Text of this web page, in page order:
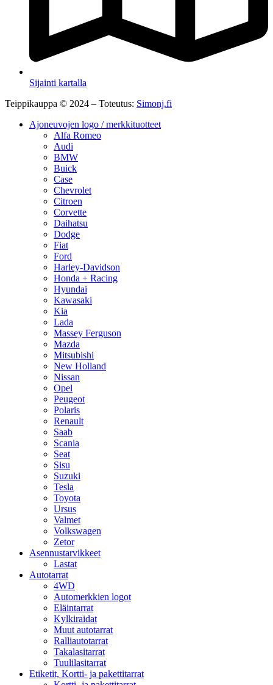
Sijainti kartalla
Teippikauppa © 2024 – Toteutus: Simonj.fi
Ajoneuvojen logo / merkkituotteet
Alfa Romeo
Audi
BMW
Buick
Case
Chevrolet
Citroen
Corvette
Daihatsu
Dodge
Fiat
Ford
Harley-Davidson
Honda + Racing
Hyundai
Kawasaki
Kia
Lada
Massey Ferguson
Mazda
Mitsubishi
New Holland
Nissan
Opel
Peugeot
Polaris
Renault
Saab
Scania
Seat
Sisu
Suzuki
Tesla
Toyota
Ursus
Valmet
Volkswagen
Zetor
Asennustarvikkeet
Lastat
Autotarrat
4WD
Automerkkien logot
Eläintarrat
Kylkiraidat
Muut autotarrat
Ralliautotarrat
Takalasitarrat
Tuulilasitarrat
Etiketit, Kortti- ja pakettitarrat